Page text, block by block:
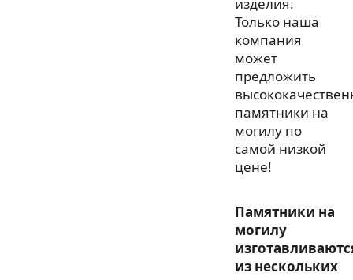
Только наша
компания
может
предложить
памятники на
могилу по
самой низкой
цене!
Памятники на
могилу
из нескольких